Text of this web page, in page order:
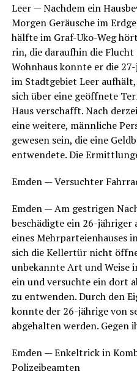
Leer — Nach­dem ein
Mor­gen Geräu­sche im
hälf­te im Graf-Uko-Weg
rin, die dar­auf­hin die
Wohn­haus konn­te er die
im Stadt­ge­biet Leer
sich über eine geöff­ne­te
Haus ver­schafft. Nach
eine wei­te­re, männ­li­che
gewe­sen sein, die eine
ent­wen­de­te. Die
Emden — Ver­such­ter
Emden — Am gest­ri­gen
beschä­dig­te ein 26-jäh­ri­ger
eines Mehr­par­tei­en­hau­ses
sich die Kel­ler­tür nicht
unbe­kann­te Art und Wei­se
ein und ver­such­te ein dort
zu ent­wen­den. Durch den
konn­te der 26-jäh­ri­ge von
abge­hal­ten wer­den.
Emden — Enkel­trick in
Polizeibeamten